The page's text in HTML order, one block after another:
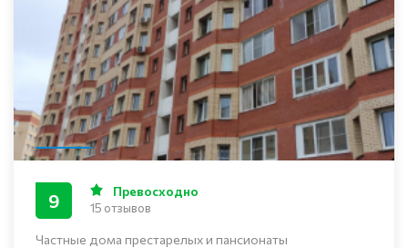
Частные дома престарелых и пансионаты
9 Превосходно
15 отзывов